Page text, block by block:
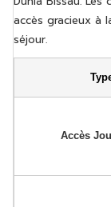
accès gracieux à
séjour.
Accès